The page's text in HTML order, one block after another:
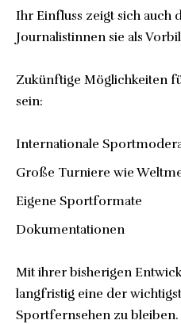
Ihr Einfluss zeigt sich auch
Journalistinnen sie als
Zukünftige Möglichkeiten
sein:
Internationale
Große Turniere wie
Eigene Sportformate
Dokumentationen
Mit ihrer bisherigen
langfristig eine der
Sportfernsehen zu bleiben.